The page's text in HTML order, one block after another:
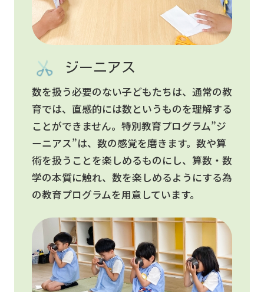
ジーニアス
数を扱う必要のない子どもたちは、通常の教
育では、直感的には数というものを理解する
ことができません。特別教育プログラム”ジ
ーニアス”は、数の感覚を磨きます。数や算
術を扱うことを楽しめるものにし、算数・数
学の本質に触れ、数を楽しめるようにする為
の教育プログラムを用意しています。